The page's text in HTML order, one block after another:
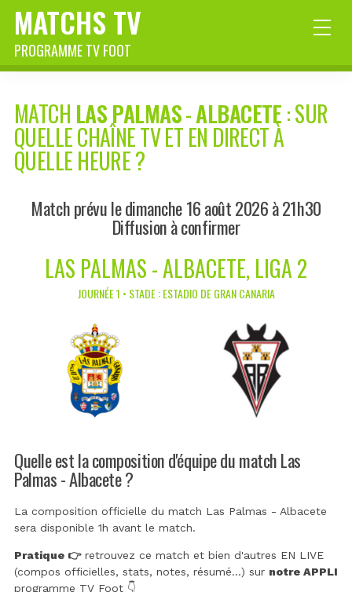
MATCHS TV
PROGRAMME TV FOOT
MATCH LAS PALMAS-ALBACETE: SUR
QUELLE CHAÎNE TV ET EN DIRECT À
QUELLE HEURE ?
Match prévu le dimanche 16 août 2026 à 21h30
Diffusion à confirmer
LAS PALMAS - ALBACETE, LIGA 2
JOURNÉE 1 • STADE : ESTADIO DE GRAN CANARIA
Quelle est la composition d'équipe du match Las
Palmas - Albacete ?
La composition officielle du match Las Palmas - Albacete
sera disponible 1h avant le match.
Pratique 👉retrouvez ce match et bien d'autres EN LIVE
(compos officielles, stats, notes, résumé...) sur notre APPLI
programme TV Foot 👇